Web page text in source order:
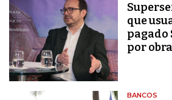
que
pagado
por
BANCOS